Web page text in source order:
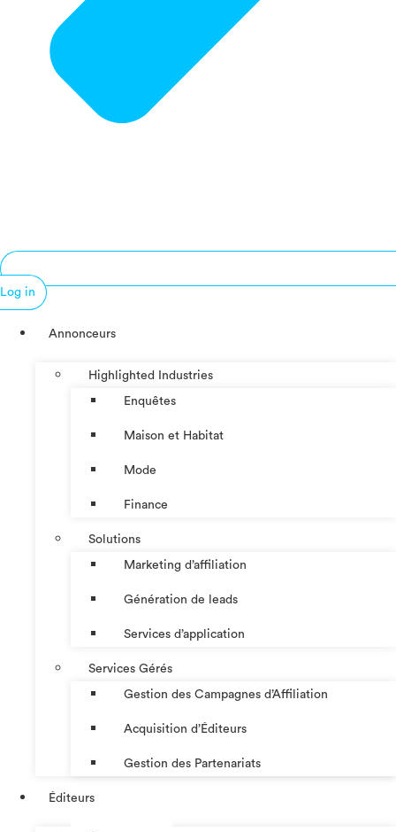
Log in
Annonceurs
Highlighted Industries
Enquêtes
Maison et Habitat
Mode
Finance
Solutions
Marketing d’affiliation
Génération de leads
Services d’application
Services Gérés
Gestion des Campagnes d’Affiliation​
Acquisition d’Éditeurs
Gestion des Partenariats
Éditeurs